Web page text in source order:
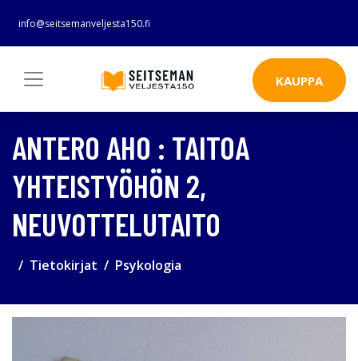
info@seitsemanveljesta150.fi
KAUPPA
ANTERO AHO : TAITOA
YHTEISTYÖHÖN 2,
NEUVOTTELUTAITO
Tietokirjat Psykologia